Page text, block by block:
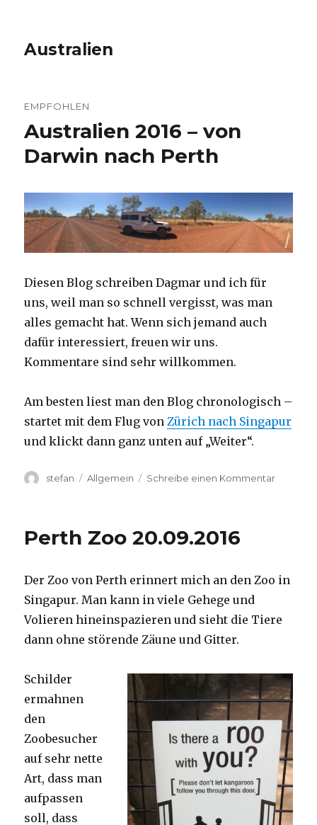
Australien
EMPFOHLEN
Australien 2016 – von
Darwin nach Perth
Diesen Blog schreiben Dagmar und ich für
uns, weil man so schnell vergisst, was man
alles gemacht hat. Wenn sich jemand auch
dafür interessiert, freuen wir uns.
Kommentare sind sehr willkommen.
Am besten liest man den Blog chronologisch –
startet mit dem Flug vonZürich nach Singapur
und klickt dann ganz unten auf „Weiter“.
Autor
stefan Kategorien
Allgemein Schreibe einen Kommentarzu
Perth
Perth Zoo 20.09.2016
Der Zoo von Perth erinnert mich an den Zoo in
Singapur. Man kann in viele Gehege und
Volieren hineinspazieren und sieht die Tiere
dann ohne störende Zäune und Gitter.
Schilder
ermahnen
den
Zoobesucher
auf sehr nette
Art, dass man
aufpassen
soll, dass